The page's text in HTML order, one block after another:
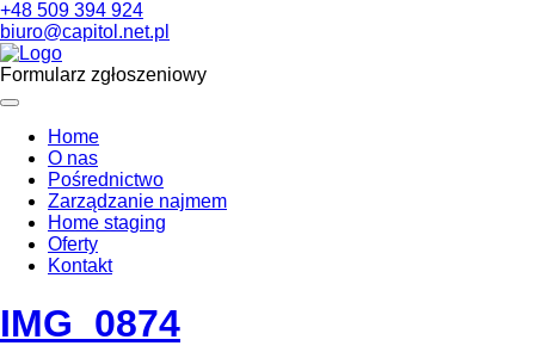
+48 509 394 924
biuro@capitol.net.pl
Formularz zgłoszeniowy
Home
O nas
Pośrednictwo
Zarządzanie najmem
Home staging
Oferty
Kontakt
IMG_0874